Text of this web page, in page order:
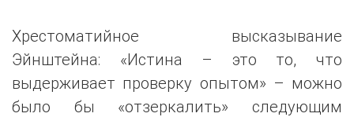
Хрестоматийное высказывание
Эйнштейна: «Истина – это то, что
выдерживает проверку опытом» – можно
было бы «отзеркалить» следующим